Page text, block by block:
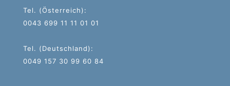
Tel. (Österreich):
0043 699 11 11 01 01
Tel. (Deutschland):
0049 157 30 99 60 84